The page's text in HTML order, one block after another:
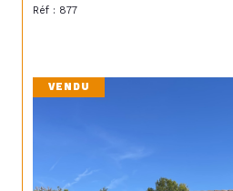
Réf : 877
VENDU